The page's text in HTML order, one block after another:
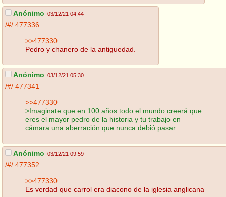
Anónimo 03/12/21 04:44
/#/ 477336
>>477330
Pedro y chanero de la antiguedad.
Anónimo 03/12/21 05:30
/#/ 477341
>>477330
>Imaginate que en 100 años todo el mundo creerá que
eres el mayor pedro de la historia y tu trabajo en
cámara una aberración que nunca debió pasar.
Anónimo 03/12/21 09:59
/#/ 477352
>>477330
Es verdad que carrol era diacono de la iglesia anglicana